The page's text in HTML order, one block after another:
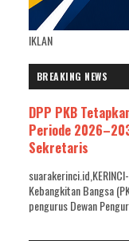
IKLAN
BREAKING NEWS
DPP PKB
Periode
Sekretaris
Kebangkitan Bangsa
pengurus Dewan